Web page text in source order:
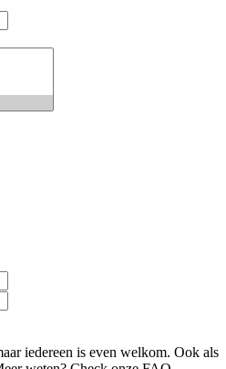
iedereen is even welkom. Ook als